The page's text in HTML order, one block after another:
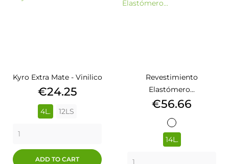
Kyro Extra Mate - Vinilico
Price
€24.25
4L. 12LS
ADD TO CART
Revestimiento
Elastómero...
Price
€56.66
BLANCO
552
14L.